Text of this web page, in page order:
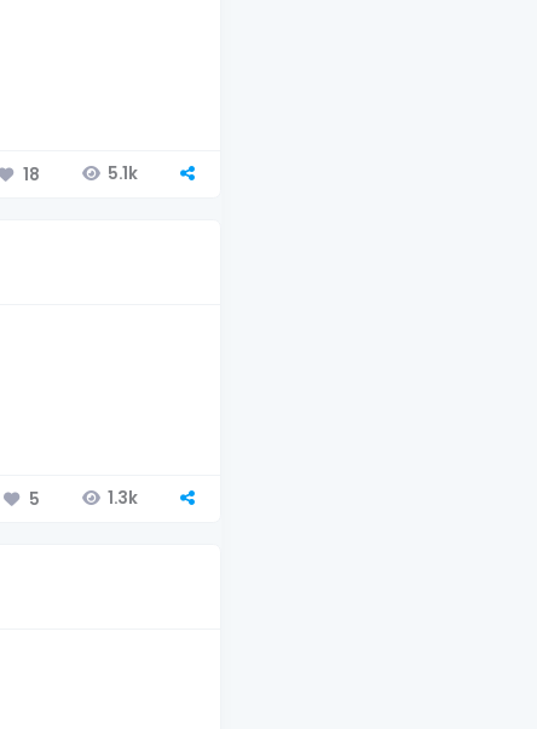
18 5.1k
5 1.3k